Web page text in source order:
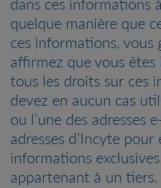
quelque manière que
ces informations, vous
affirmez que vous
tous les droits sur ces
devez en aucun cas
ou l’une des adresses
adresses d’Incyte
informations
appartenant à un tiers.